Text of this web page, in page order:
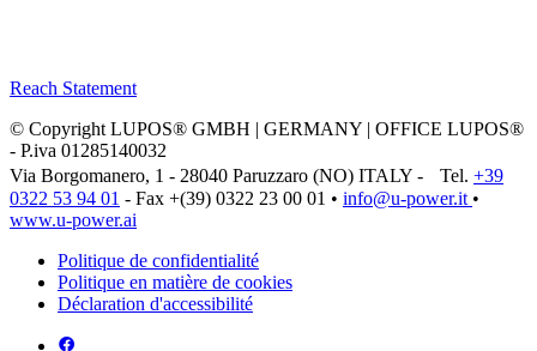
Reach Statement
© Copyright LUPOS® GMBH | GERMANY | OFFICE LUPOS®
- P.iva 01285140032
Via Borgomanero, 1 - 28040 Paruzzaro (NO) ITALY - Tel. +39
0322 53 94 01 - Fax +(39) 0322 23 00 01 • info@u‑power.it •
www.u‑power.ai
Politique de confidentialité
Politique en matière de cookies
Déclaration d'accessibilité